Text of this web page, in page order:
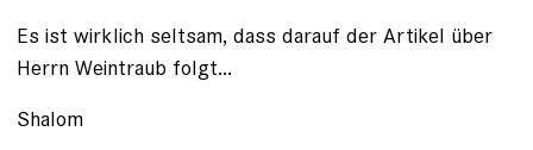
Es ist wirklich seltsam, dass darauf der Artikel über
Herrn Weintraub folgt...
Shalom